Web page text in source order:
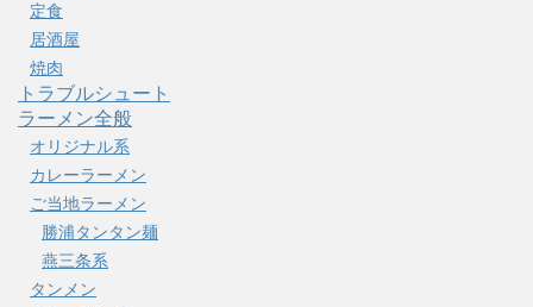
定食
居酒屋
焼肉
トラブルシュート
ラーメン全般
オリジナル系
カレーラーメン
ご当地ラーメン
勝浦タンタン麺
燕三条系
タンメン